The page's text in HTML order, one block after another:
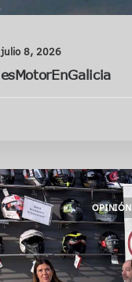
julio 8, 2026
esMotorEnGalicia
OPINIÓN